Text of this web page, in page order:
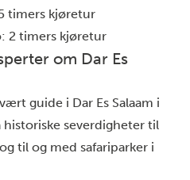
timers kjøretur
2 timers kjøretur
om Dar Es
guide i Dar Es Salaam i
historiske severdigheter til
til og med safariparker i